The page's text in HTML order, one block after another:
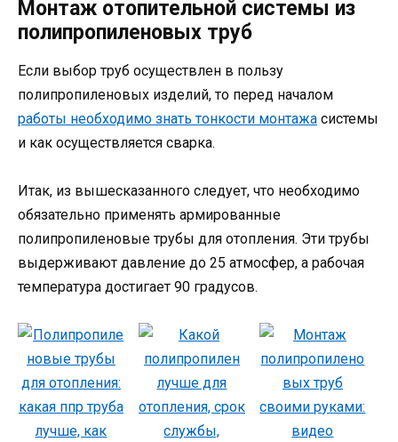
Монтаж отопительной системы из
полипропиленовых труб
Если выбор труб осуществлен в пользу
полипропиленовых изделий, то перед началом
работы необходимо знать тонкости монтажа системы
и как осуществляется сварка.
Итак, из вышесказанного следует, что необходимо
обязательно применять армированные
полипропиленовые трубы для отопления. Эти трубы
выдерживают давление до 25 атмосфер, а рабочая
температура достигает 90 градусов.